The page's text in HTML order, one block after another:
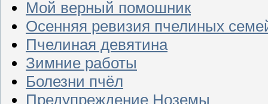
Мой верный помошник
Осенняя ревизия пчелиных
Пчелиная девятина
Зимние работы
Болезни пчёл
Предупреждение Ноземы